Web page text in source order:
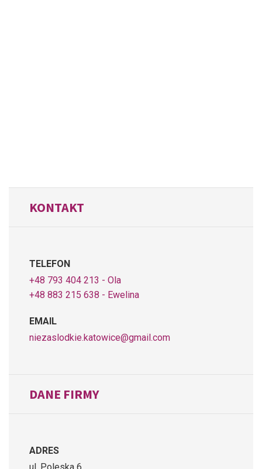
KONTAKT
TELEFON
+48 793 404 213 - Ola
+48 883 215 638 - Ewelina
EMAIL
niezaslodkie.katowice@gmail.com
DANE FIRMY
ADRES